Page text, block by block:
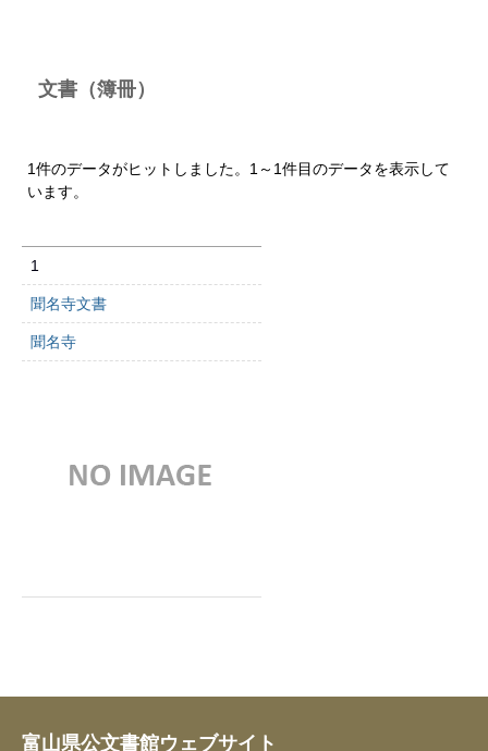
文書（簿冊）
1件のデータがヒットしました。1～1件目のデータを表示して
います。
1
聞名寺文書
聞名寺
富山県公文書館ウェブサイト